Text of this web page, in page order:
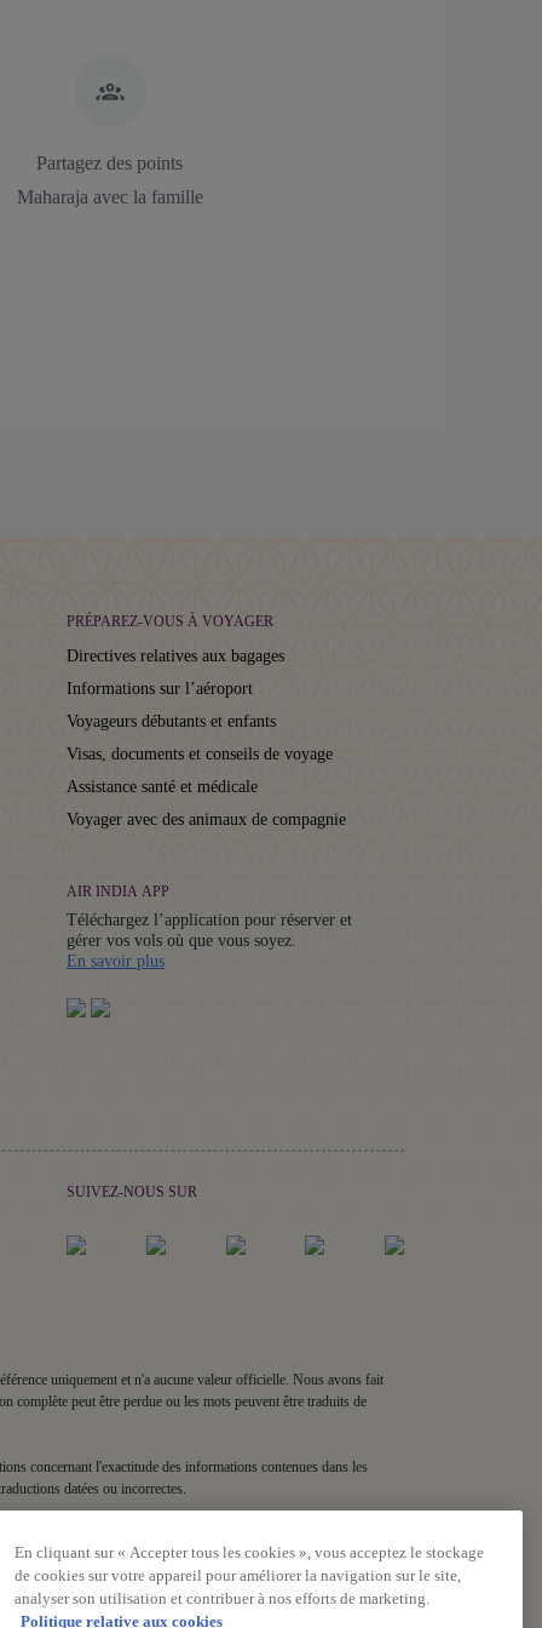
Partagez des points
Maharaja avec la famille
PRÉPAREZ-VOUS À VOYAGER
Directives relatives aux bagages
Informations sur l’aéroport
Voyageurs débutants et enfants
Visas, documents et conseils de voyage
Assistance santé et médicale
Voyager avec des animaux de compagnie
AIR INDIA APP
Téléchargez l’application pour réserver et
gérer vos vols où que vous soyez.
En savoir plusDetails
SUIVEZ-NOUS SUR
uniquement et n'a aucune valeur officielle. Nous avons fait
complète peut être perdue ou les mots peuvent être traduits de
concernant l'exactitude des informations contenues dans les
datées ou incorrectes.
En cliquant sur « Accepter tous les cookies », vous acceptez le stockage
de cookies sur votre appareil pour améliorer la navigation sur le site,
analyser son utilisation et contribuer à nos efforts de marketing.
Politique relative aux cookies